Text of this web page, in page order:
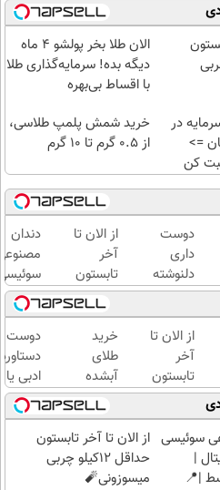
چربی
الان طلا بخر پولشو 4 ماه
دیگه بده! سرمایه‌گذاری طلا
با اقساط بی‌بهره
سرمایه در
=>
کن
خرید شمش پلمپ طلاسی،
از ۰.۵ گرم تا ۱۰ گرم
دوست
داری
دلنوشته
هاتو
فوری به
کتاب
تبدیل و
با تیراژ
دلخواه
چاپ
کنی؟
از الان تا
آخر
تابستون
حداقل
12کیلو
چربی
میسوزونی
🧨
دندان
فناوری
اروپا،
سبک و
مقاوم |
پرداخت
قسطی
از الان تا
آخر
تابستون
حداقل
12کیلو
چربی
میسوزونی
🧨
خرید
طلای
آبشده
حتی با
۱۰۰هزارتومان
دوست
ادبی یا
علمی
فوری به
کتاب
سوئیسی
|
در 4 قسط |📍
از الان تا آخر تابستون
حداقل 12کیلو چربی
میسوزونی🧨